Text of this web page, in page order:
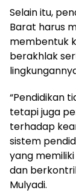
Selain itu,
Barat harus
membentuk
berakhlak
“Pendidikan
tetapi juga
terhadap
sistem
yang
dan
Mulyadi.